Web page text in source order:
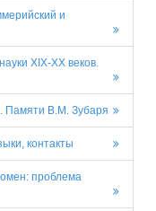
и
XIX-XX веков.
Памяти В.М. Зубаря
контакты
проблема